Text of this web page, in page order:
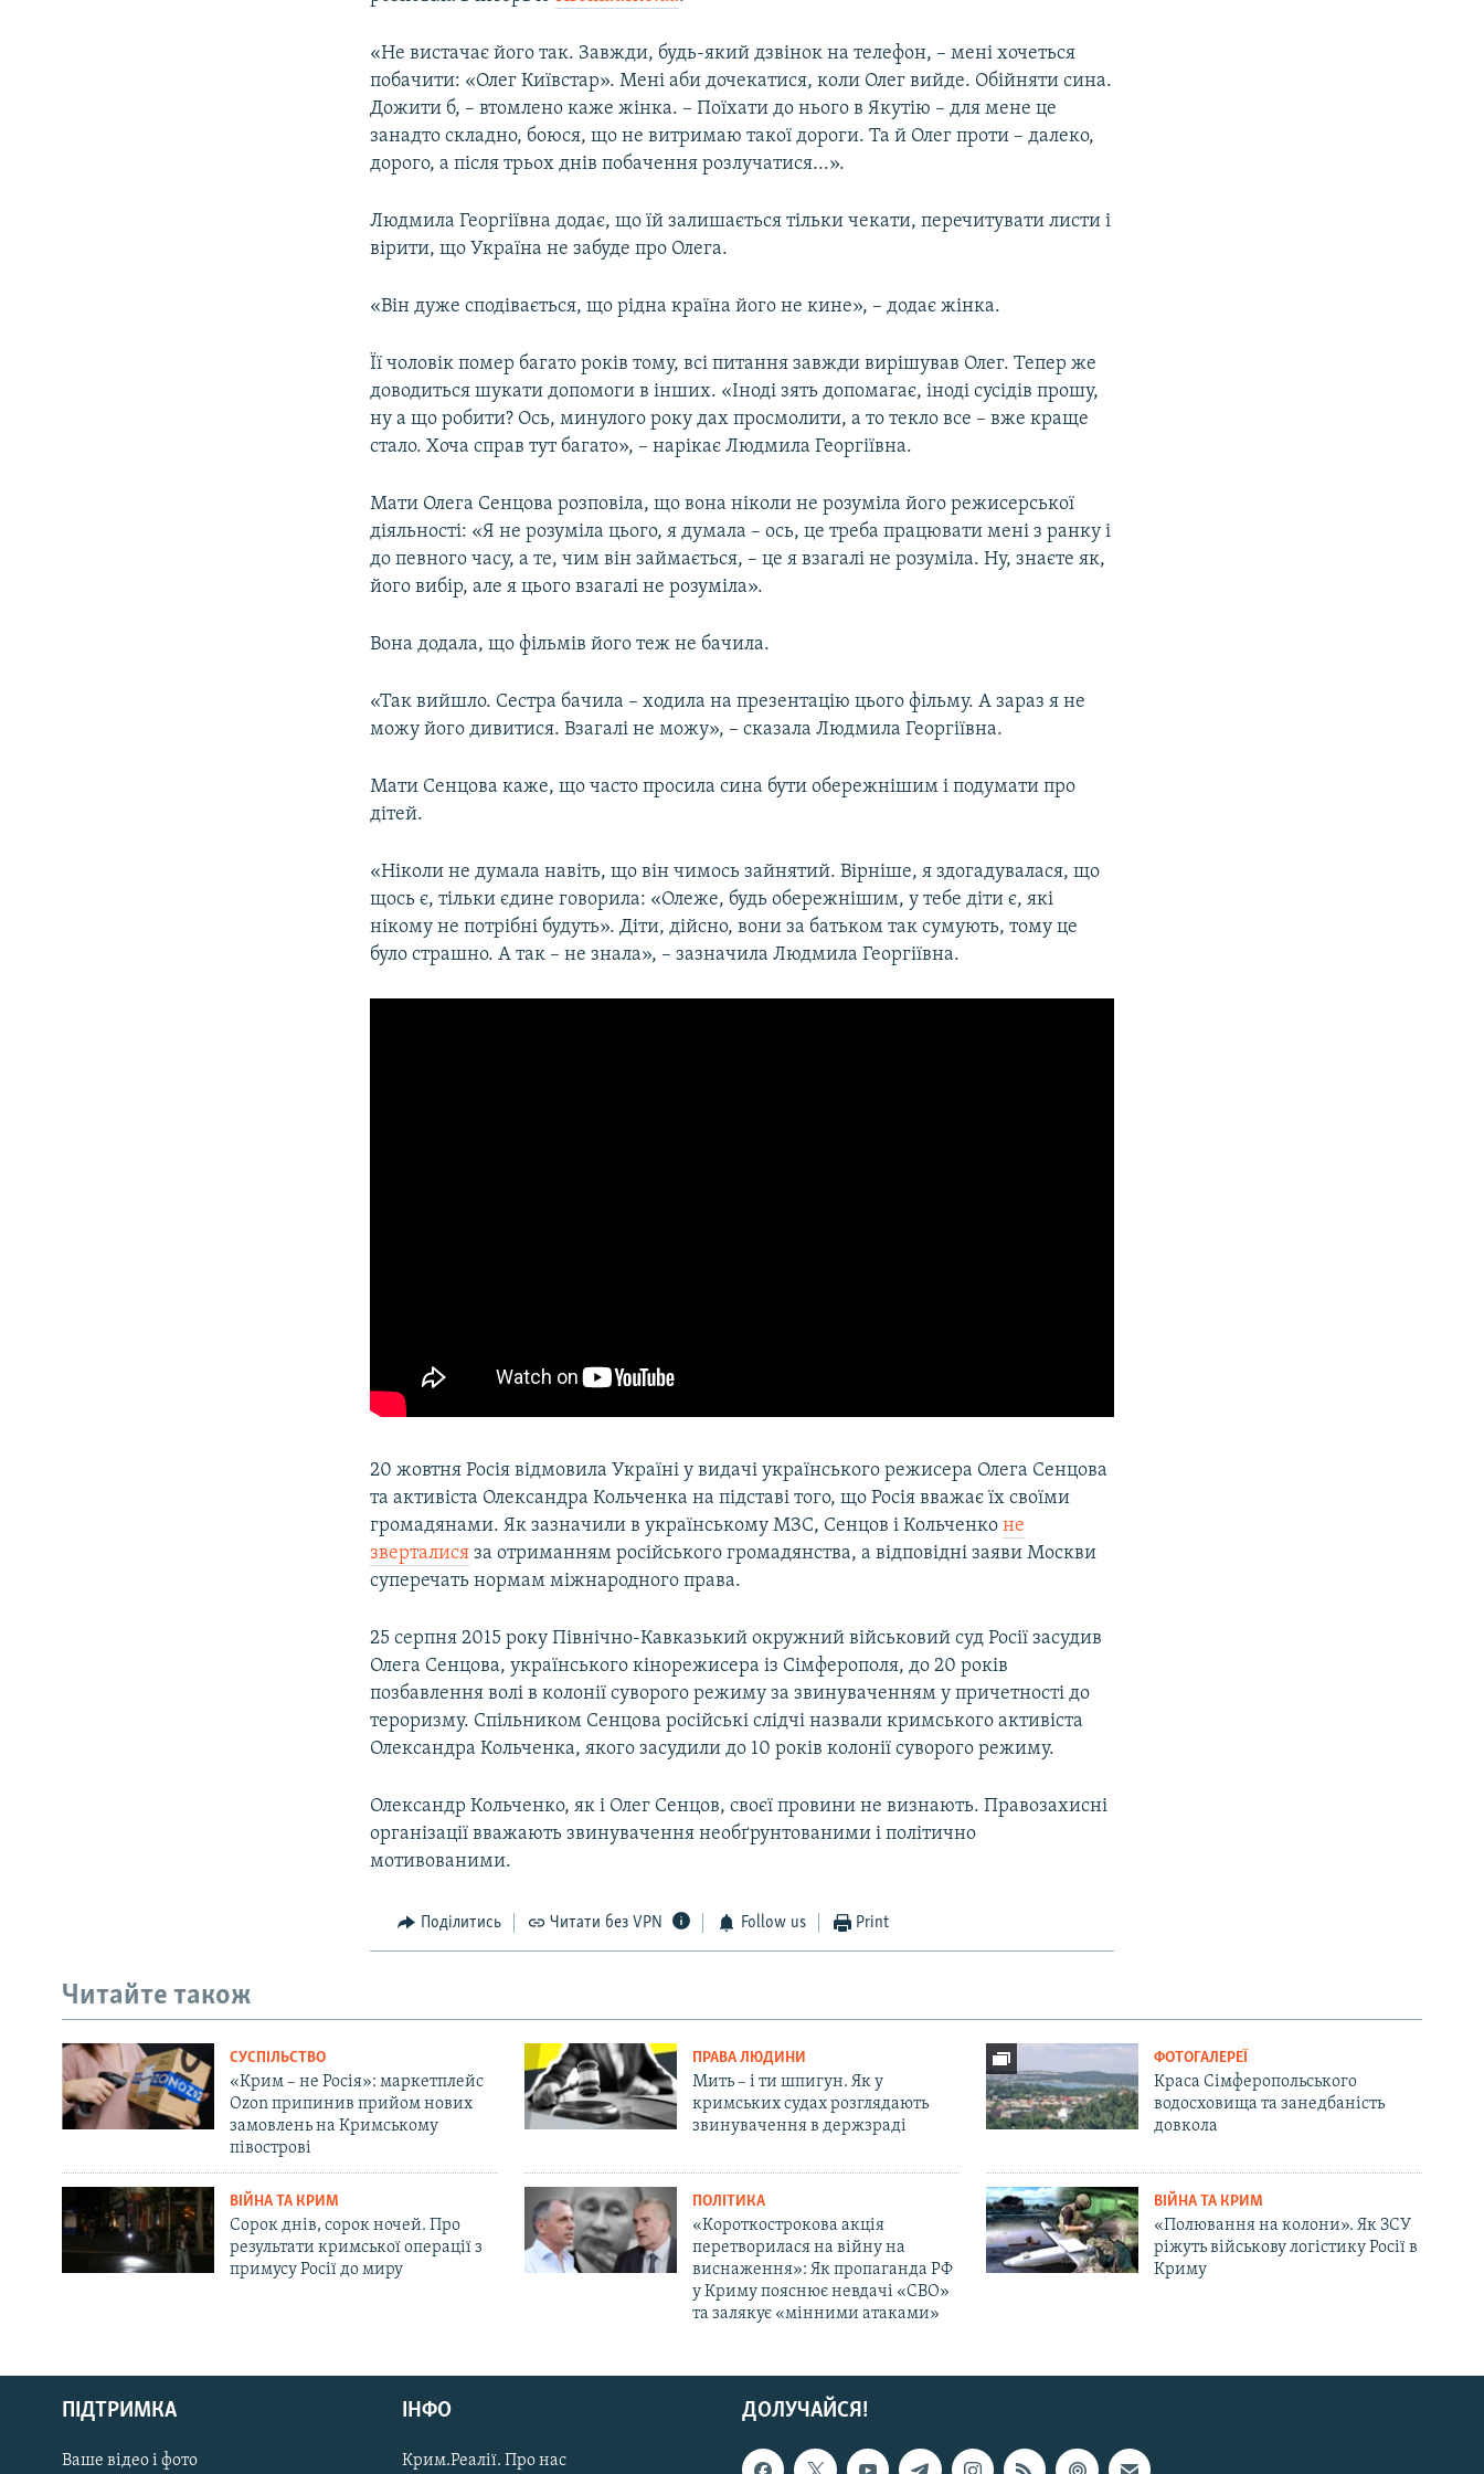
Русский
Qırımtatar
ДОЛУЧАЙСЯ!
«Не вистачає його так. Завжди, будь-який дзвінок на телефон, – мені хочеться
побачити: «Олег Київстар». Мені аби дочекатися, коли Олег вийде. Обійняти сина.
Дожити б, – втомлено каже жінка. – Поїхати до нього в Якутію – для мене це
занадто складно, боюся, що не витримаю такої дороги. Та й Олег проти – далеко,
дорого, а після трьох днів побачення розлучатися...».
Людмила Георгіївна додає, що їй залишається тільки чекати, перечитувати листи і
вірити, що Україна не забуде про Олега.
«Він дуже сподівається, що рідна країна його не кине», – додає жінка.
Її чоловік помер багато років тому, всі питання завжди вирішував Олег. Тепер же
доводиться шукати допомоги в інших. «Іноді зять допомагає, іноді сусідів прошу,
ну а що робити? Ось, минулого року дах просмолити, а то текло все – вже краще
стало. Хоча справ тут багато», – нарікає Людмила Георгіївна.
Мати Олега Сенцова розповіла, що вона ніколи не розуміла його режисерської
діяльності: «Я не розуміла цього, я думала – ось, це треба працювати мені з ранку і
до певного часу, а те, чим він займається, – це я взагалі не розуміла. Ну, знаєте як,
його вибір, але я цього взагалі не розуміла».
Вона додала, що фільмів його теж не бачила.
«Так вийшло. Сестра бачила – ходила на презентацію цього фільму. А зараз я не
можу його дивитися. Взагалі не можу», – сказала Людмила Георгіївна.
Мати Сенцова каже, що часто просила сина бути обережнішим і подумати про
дітей.
«Ніколи не думала навіть, що він чимось зайнятий. Вірніше, я здогадувалася, що
щось є, тільки єдине говорила: «Олеже, будь обережнішим, у тебе діти є, які
нікому не потрібні будуть». Діти, дійсно, вони за батьком так сумують, тому це
було страшно. А так – не знала», – зазначила Людмила Георгіївна.
20 жовтня Росія відмовила Україні у видачі українського режисера Олега Сенцова
та активіста Олександра Кольченка на підставі того, що Росія вважає їх своїми
громадянами. Як зазначили в українському МЗС, Сенцов і Кольченконе
зверталися за отриманням російського громадянства, а відповідні заяви Москви
суперечать нормам міжнародного права.
25 серпня 2015 року Північно-Кавказький окружний військовий суд Росії засудив
Олега Сенцова, українського кінорежисера із Сімферополя, до 20 років
позбавлення волі в колонії суворого режиму за звинуваченням у причетності до
тероризму. Спільником Сенцова російські слідчі назвали кримського активіста
Олександра Кольченка, якого засудили до 10 років колонії суворого режиму.
Олександр Кольченко, як і Олег Сенцов, своєї провини не визнають. Правозахисні
організації вважають звинувачення необґрунтованими і політично
мотивованими.
Поділитись Читати без VPN Follow us Print
Читайте також
СУСПІЛЬСТВО
«Крим – не Росія»: маркетплейс
Ozon припинив прийом нових
замовлень на Кримському
півострові
ПРАВА ЛЮДИНИ
Мить – і ти шпигун. Як у
кримських судах розглядають
звинувачення в держзраді
ФОТОГАЛЕРЕЇ
Краса Сімферопольського
водосховища та занедбаність
довкола
ВІЙНА ТА КРИМ
Сорок днів, сорок ночей. Про
результати кримської операції з
примусу Росії до миру
ПОЛІТИКА
«Короткострокова акція
перетворилася на війну на
виснаження»: Як пропаганда РФ
у Криму пояснює невдачі «СВО»
та залякує «мінними атаками»
ВІЙНА ТА КРИМ
«Полювання на колони». Як ЗСУ
ріжуть військову логістику Росії в
Криму
ДОЛУЧАЙСЯ!
ПІДТРИМКА
Ваше відео і фото
ІНФО
Крим.Реалії. Про нас